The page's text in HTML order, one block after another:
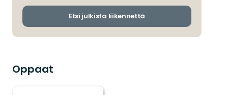
ja
Etsi julkista liikennettä
Oppaat